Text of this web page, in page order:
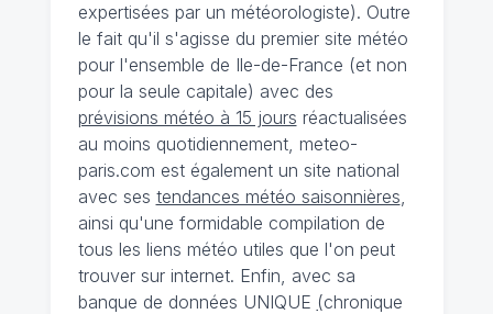
expertisées par un météorologiste). Outre
le fait qu'il s'agisse du premier site météo
pour l'ensemble de Ile-de-France (et non
pour la seule capitale) avec des
prévisions météo à 15 jours réactualisées
au moins quotidiennement, meteo-
paris.com est également un site national
avec ses tendances météo saisonnières,
ainsi qu'une formidable compilation de
tous les liens météo utiles que l'on peut
trouver sur internet. Enfin, avec sa
banque de données UNIQUE (chronique